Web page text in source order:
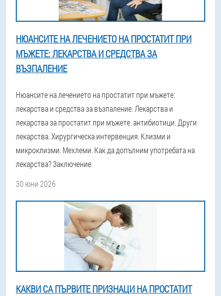
НЮАНСИТЕ НА ЛЕЧЕНИЕТО НА ПРОСТАТИТ ПРИ
МЪЖЕТЕ: ЛЕКАРСТВА И СРЕДСТВА ЗА
ВЪЗПАЛЕНИЕ
Нюансите на лечението на простатит при мъжете:
лекарства и средства за възпаление. Лекарства и
лекарства за простатит при мъжете. антибиотици. Други
лекарства. Хирургическа интервенция. Клизми и
микроклизми. Мехлеми. Как да допълним употребата на
лекарства? Заключение.
30 юни 2026
КАКВИ СА ПЪРВИТЕ ПРИЗНАЦИ НА ПРОСТАТИТ